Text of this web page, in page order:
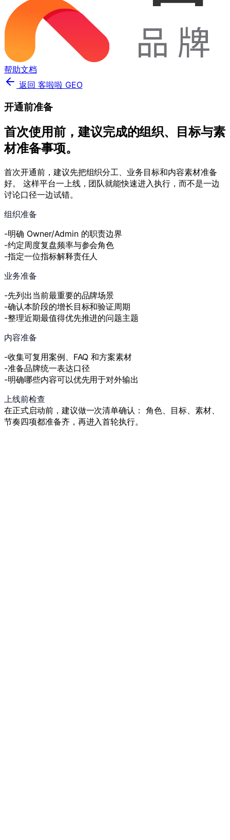
帮助文档
返回 客啦啦 GEO
开通前准备
首次使用前，建议完成的组织、目标与素
材准备事项。
首次开通前，建议先把组织分工、业务目标和内容素材准备
好。 这样平台一上线，团队就能快速进入执行，而不是一边
讨论口径一边试错。
组织准备
明确 Owner/Admin 的职责边界
约定周度复盘频率与参会角色
指定一位指标解释责任人
业务准备
先列出当前最重要的品牌场景
确认本阶段的增长目标和验证周期
整理近期最值得优先推进的问题主题
内容准备
收集可复用案例、FAQ 和方案素材
准备品牌统一表达口径
明确哪些内容可以优先用于对外输出
上线前检查
在正式启动前，建议做一次清单确认： 角色、目标、素材、
节奏四项都准备齐，再进入首轮执行。